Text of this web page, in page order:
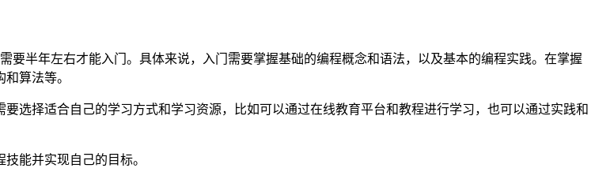
半年左右才能入门。具体来说，入门需要掌握基础的编程概念和语法，以及基本的编程实践。在掌握
算法等。
选择适合自己的学习方式和学习资源，比如可以通过在线教育平台和教程进行学习，也可以通过实践和
能并实现自己的目标。